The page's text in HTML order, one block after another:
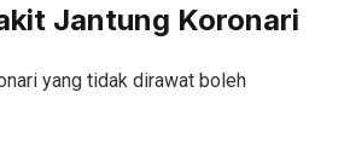
Jantung Koronari
yang tidak dirawat boleh